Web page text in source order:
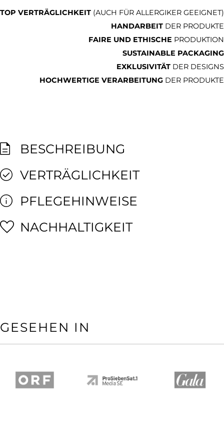
TOP VERTRÄGLICHKEIT (AUCH FÜR ALLERGIKER GEEIGNET)
HANDARBEIT DER PRODUKTE
FAIRE UND ETHISCHE PRODUKTION
SUSTAINABLE PACKAGING
EXKLUSIVITÄT DER DESIGNS
HOCHWERTIGE VERARBEITUNG DER PRODUKTE
BESCHREIBUNG
VERTRÄGLICHKEIT
PFLEGEHINWEISE
NACHHALTIGKEIT
GESEHEN IN